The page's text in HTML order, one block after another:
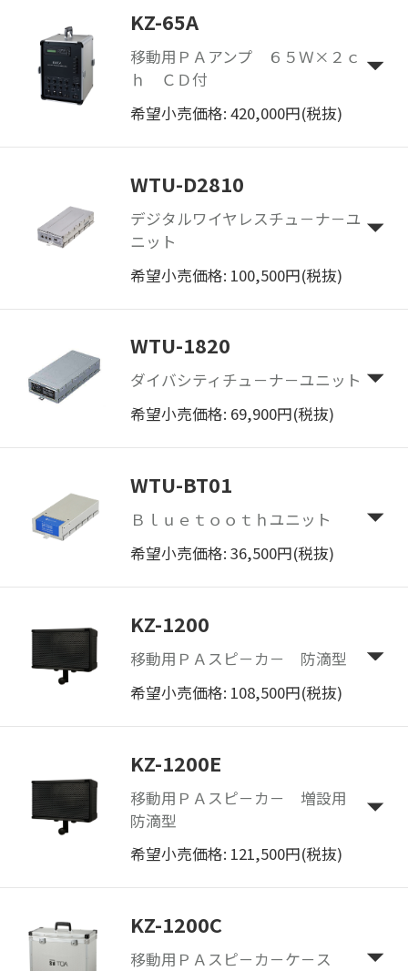
KZ-65A
移動用ＰＡアンプ ６５Ｗ×２ｃ
ｈ ＣＤ付
希望小売価格: 420,000円(税抜)
WTU-D2810
デジタルワイヤレスチュ－ナ－ユ
ニット
希望小売価格: 100,500円(税抜)
WTU-1820
ダイバシティチュ－ナ－ユニット
希望小売価格: 69,900円(税抜)
WTU-BT01
Ｂｌｕｅｔｏｏｔｈユニット
希望小売価格: 36,500円(税抜)
KZ-1200
移動用ＰＡスピ－カ－ 防滴型
希望小売価格: 108,500円(税抜)
KZ-1200E
移動用ＰＡスピ－カ－ 増設用
防滴型
希望小売価格: 121,500円(税抜)
KZ-1200C
移動用ＰＡスピ－カ－ケ－ス